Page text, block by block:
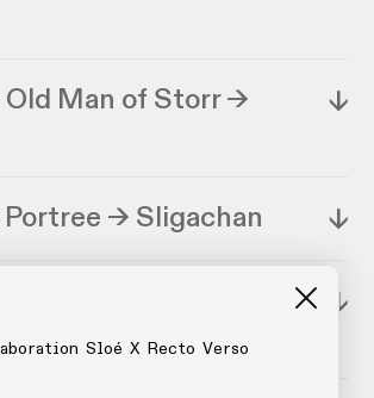
Old Man of Storr →
↓
Portree → Sligachan ↓
Bay
↓
Sloé X Recto Verso